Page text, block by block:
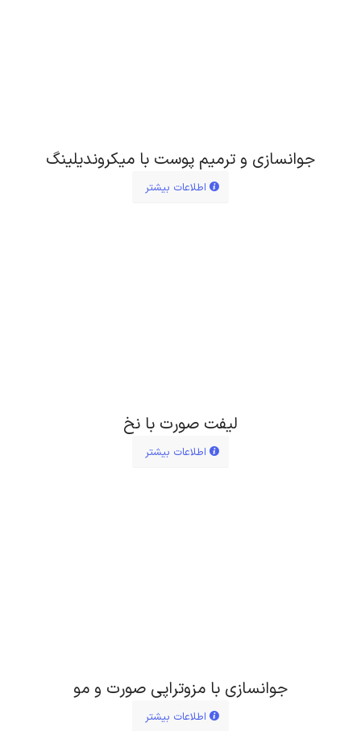
جوانسازی و ترمیم پوست با میکروندیلینگ
اطلاعات بیشتر
لیفت صورت با نخ
اطلاعات بیشتر
جوانسازی با مزوتراپی صورت و مو
اطلاعات بیشتر